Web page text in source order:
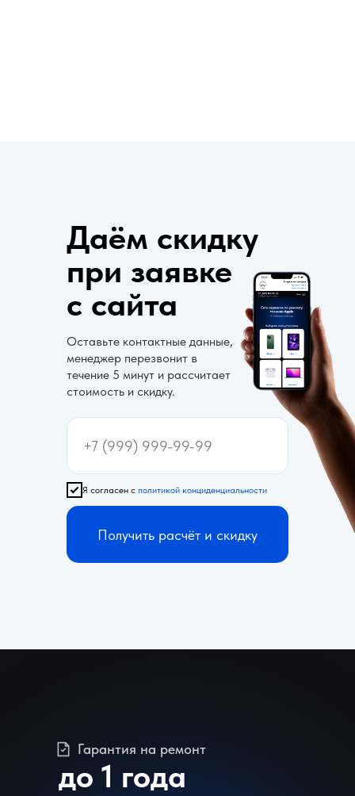
Оставьте контактные данные,
менеджер перезвонит в
течение 5 минут и рассчитает
стоимость и скидку.
Я согласен с политикой конциденциальности
Получить расчёт и скидку
Даём скидку
при заявке
с сайта
до 1 года
Гарантия на ремонт